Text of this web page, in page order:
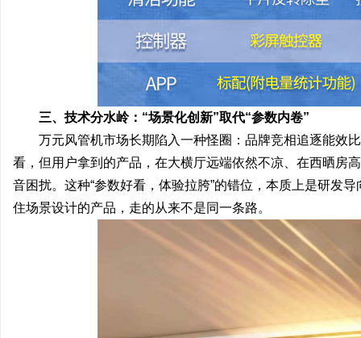
三、技术分水岭：“场景化创新”取代“参数内卷”
万元风管机市场长期陷入一种怪圈：品牌竞相追逐能效
看，但用户拿到的产品，在大横厅远端依然不凉、在西晒房
音困扰。这种“参数好看，体验拉胯”的错位，本质上是研
住场景设计的产品，走的从来不是同一条路。